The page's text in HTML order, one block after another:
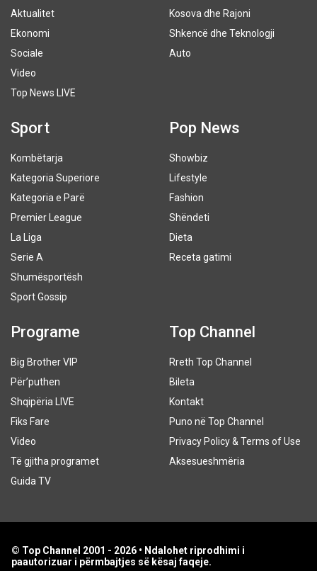
Aktualitet
Ekonomi
Sociale
Video
Top News LIVE
Kosova dhe Rajoni
Shkencë dhe Teknologji
Auto
Sport
Kombëtarja
Kategoria Superiore
Kategoria e Parë
Premier League
La Liga
Serie A
Shumësportësh
Sport Gossip
Pop News
Showbiz
Lifestyle
Fashion
Shëndeti
Dieta
Receta gatimi
Programe
Big Brother VIP
Për’puthen
Shqipëria LIVE
Fiks Fare
Video
Të gjitha programet
Guida TV
Top Channel
Rreth Top Channel
Bileta
Kontakt
Puno në Top Channel
Privacy Policy & Terms of Use
Aksesueshmëria
© Top Channel 2001 - 2026 • Ndalohet riprodhimi i
paautorizuar i përmbajtjes së kësaj faqeje.